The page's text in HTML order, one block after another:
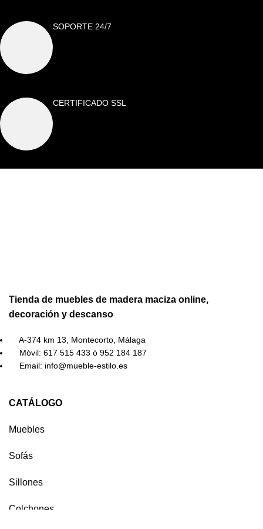
SOPORTE 24/7
CERTIFICADO SSL
Tienda de muebles de madera maciza online,
decoración y descanso
A-374 km 13, Montecorto, Málaga
Móvil: 617 515 433 ó 952 184 187
Email: info@mueble-estilo.es
CATÁLOGO
Muebles
Sofás
Sillones
Colchones